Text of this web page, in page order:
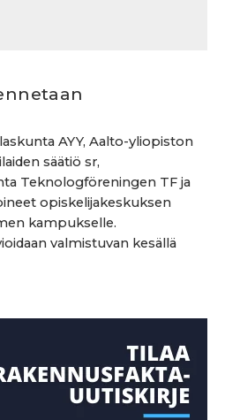
AYY, Aalto-yliopiston
säätiö sr,
Teknologföreningen TF ja
opiskelijakeskuksen
kampukselle.
valmistuvan kesällä